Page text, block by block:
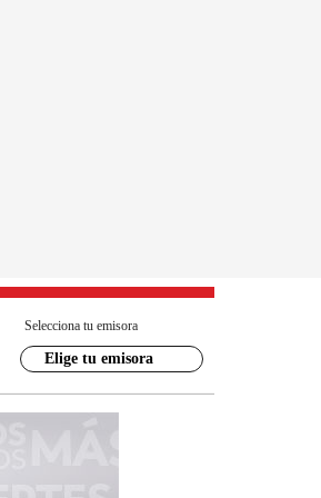
Selecciona tu emisora
Elige tu emisora